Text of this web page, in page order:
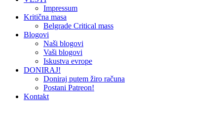
Impressum
Kritična masa
Belgrade Critical mass
Blogovi
Naši blogovi
Vaši blogovi
Iskustva evrope
DONIRAJ!
Doniraj putem žiro računa
Postani Patreon!
Kontakt